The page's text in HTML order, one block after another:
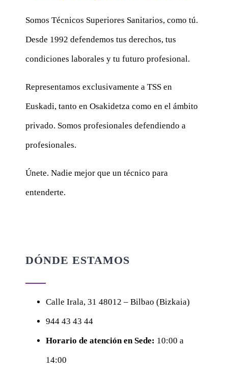
Somos Técnicos Superiores Sanitarios, como tú.
Desde 1992 defendemos tus derechos, tus
condiciones laborales y tu futuro profesional.
Representamos exclusivamente a TSS en
Euskadi, tanto en Osakidetza como en el ámbito
privado. Somos profesionales defendiendo a
profesionales.
Únete. Nadie mejor que un técnico para
entenderte.
DÓNDE ESTAMOS
Calle Irala, 31 48012 – Bilbao (Bizkaia)
944 43 43 44
Horario de atención en Sede: 10:00 a
14:00